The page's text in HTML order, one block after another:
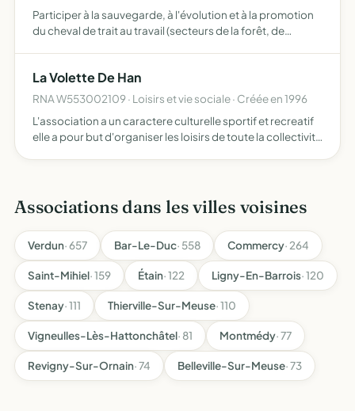
Participer à la sauvegarde, à l'évolution et à la promotion
du cheval de trait au travail (secteurs de la forêt, de
La Volette De Han
RNA W553002109 · Loisirs et vie sociale · Créée en 1996
L'association a un caractere culturelle sportif et recreatif
elle a pour but d'organiser les loisirs de toute la collectivité
Associations dans les villes voisines
Verdun· 657 Bar-Le-Duc· 558 Commercy· 264
Saint-Mihiel· 159 Étain· 122 Ligny-En-Barrois· 120
Stenay· 111 Thierville-Sur-Meuse· 110
Vigneulles-Lès-Hattonchâtel· 81 Montmédy· 77
Revigny-Sur-Ornain· 74 Belleville-Sur-Meuse· 73